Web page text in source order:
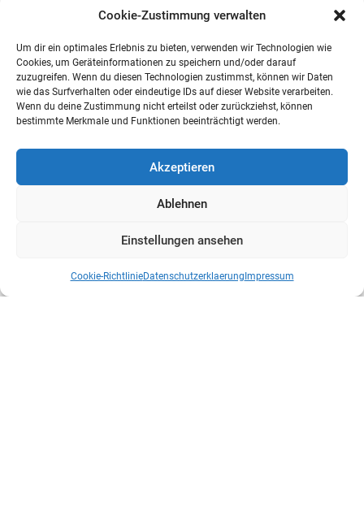
Cookie-Zustimmung verwalten
Um dir ein optimales Erlebnis zu bieten, verwenden wir Technologien wie
Cookies, um Geräteinformationen zu speichern und/oder darauf
zuzugreifen. Wenn du diesen Technologien zustimmst, können wir Daten
wie das Surfverhalten oder eindeutige IDs auf dieser Website verarbeiten.
Wenn du deine Zustimmung nicht erteilst oder zurückziehst, können
bestimmte Merkmale und Funktionen beeinträchtigt werden.
Akzeptieren
Ablehnen
Einstellungen ansehen
Cookie-RichtlinieDatenschutzerklaerung Impressum